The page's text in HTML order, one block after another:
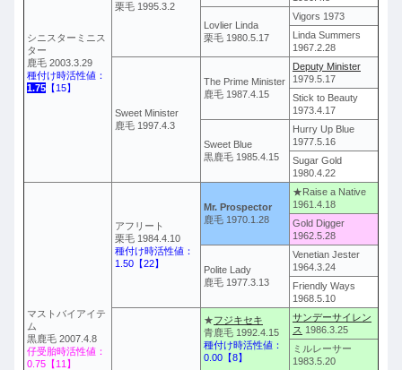
シニスターミニス
ター
鹿毛 2003.3.29
種付け時活性値：
1.75 【15】
栗毛 1995.3.2
Lovlier Linda
栗毛 1980.5.17
Vigors 1973
Linda Summers
1967.2.28
Sweet Minister
鹿毛 1997.4.3
The Prime Minister
鹿毛 1987.4.15
Deputy Minister
1979.5.17
Stick to Beauty
1973.4.17
Sweet Blue
黒鹿毛 1985.4.15
Hurry Up Blue
1977.5.16
Sugar Gold
1980.4.22
マストバイアイテ
ム
黒鹿毛 2007.4.8
仔受胎時活性値：
0.75【11】
アフリート
栗毛 1984.4.10
種付け時活性値：
1.50【22】
Mr. Prospector
鹿毛 1970.1.28
★Raise a Native
1961.4.18
Gold Digger
1962.5.28
Polite Lady
鹿毛 1977.3.13
Venetian Jester
1964.3.24
Friendly Ways
1968.5.10
★フジキセキ
青鹿毛 1992.4.15
種付け時活性値：
0.00【8】
サンデーサイレン
ス 1986.3.25
ミルレーサー
1983.5.20